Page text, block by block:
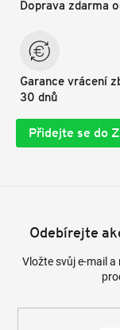
Doprava zdarma
Garance vrácení
30 dnů
Přidejte se do
Odebírejte
Vložte svůj e-mail